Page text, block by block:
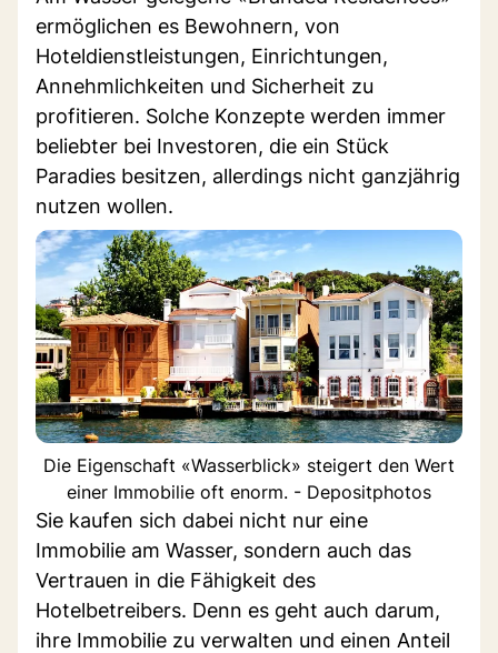
ermöglichen es Bewohnern, von
Hoteldienstleistungen, Einrichtungen,
Annehmlichkeiten und Sicherheit zu
profitieren. Solche Konzepte werden immer
beliebter bei Investoren, die ein Stück
Paradies besitzen, allerdings nicht ganzjährig
nutzen wollen.
Die Eigenschaft «Wasserblick» steigert den Wert
einer Immobilie oft enorm. - Depositphotos
Sie kaufen sich dabei nicht nur eine
Immobilie am Wasser, sondern auch das
Vertrauen in die Fähigkeit des
Hotelbetreibers. Denn es geht auch darum,
ihre Immobilie zu verwalten und einen Anteil